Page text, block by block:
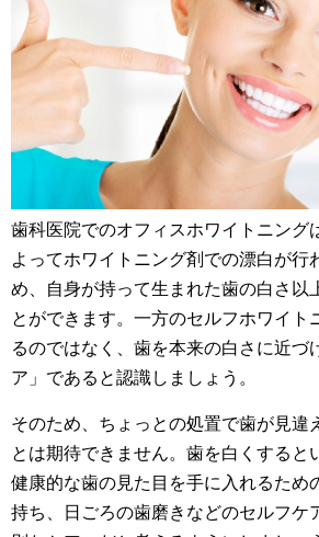
歯科医院でのオフィスホワイトニング
よってホワイトニング剤での漂白が行
め、自身が持って生まれた歯の白さ以
とができます。一方のセルフホワイト
るのではなく、歯を本来の白さに近づ
ア」であると認識しましょう。
そのため、ちょっとの処置で歯が見違
とは期待できません。歯を白くすると
健康的な歯の見た目を手に入れるため
持ち、日ごろの歯磨きなどのセルフケ